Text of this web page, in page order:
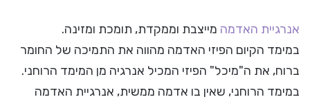
אנרגיית האדמה מייצבת וממקדת, תומכת ומזינה.
במימד הקיום הפיזי האדמה מהווה את התמיכה של החומר
ברוח, את ה"מיכל" הפיזי המכיל אנרגיה מן המימד הרוחני.
במימד הרוחני, שאין בו אדמה ממשית, אנרגיית האדמה